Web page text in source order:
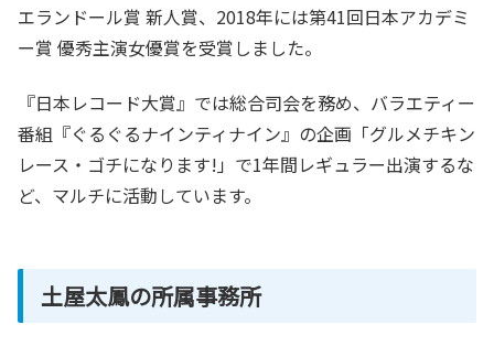
エランドール賞 新人賞、2018年には第41回日本アカデミ
ー賞 優秀主演女優賞を受賞しました。
『日本レコード大賞』では総合司会を務め、バラエティー
番組『ぐるぐるナインティナイン』の企画「グルメチキン
レース・ゴチになります!」で1年間レギュラー出演するな
ど、マルチに活動しています。
土屋太鳳の所属事務所